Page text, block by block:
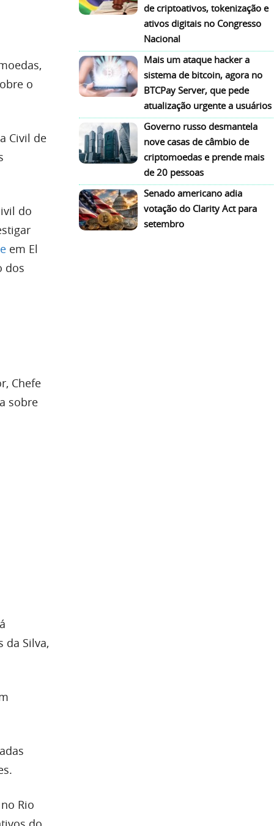
o
Civil de
do
em El
dos
Chefe
sobre
da Silva,
Rio
de criptoativos, tokenização e
ativos digitais no Congresso
Nacional
Mais um ataque hacker a
sistema de bitcoin, agora no
BTCPay Server, que pede
atualização urgente a usuários
Governo russo desmantela
nove casas de câmbio de
criptomoedas e prende mais
de 20 pessoas
Senado americano adia
votação do Clarity Act para
setembro